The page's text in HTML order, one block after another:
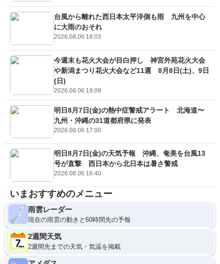
台風から離れた西日本太平洋側も雨 九州を中心
に大雨のおそれ
2026.08.06 18:03
今週末も花火大会が目白押し 神宮外苑花火大会
や新潟まつり花火大会など11選 8月8日(土)、9日
(日)
2026.08.06 19:09
明日8月7日(金)の熱中症警戒アラート 北海道〜
九州・沖縄の31道都府県に発表
2026.08.06 17:00
明日8月7日(金)の天気予報 沖縄、奄美を台風13
号が直撃 西日本から北日本は暑さ警戒
2026.08.06 16:40
いまおすすめのメニュー
雨雲レーダー
現在の雨雲の動きと60時間先の予報
2週間天気
2週間先までの天気・気温を掲載